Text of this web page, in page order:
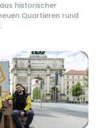
historischer
Quartieren rund